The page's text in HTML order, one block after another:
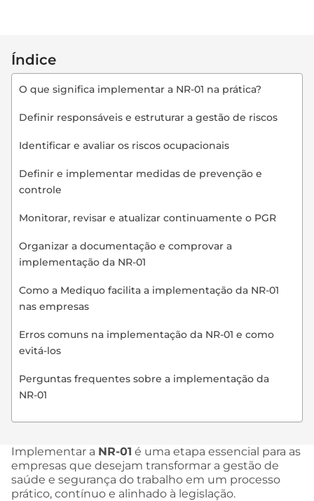
Índice
O que significa implementar a NR-01 na prática?
Definir responsáveis e estruturar a gestão de riscos
Identificar e avaliar os riscos ocupacionais
Definir e implementar medidas de prevenção e
controle
Monitorar, revisar e atualizar continuamente o PGR
Organizar a documentação e comprovar a
implementação da NR-01
Como a Mediquo facilita a implementação da NR-01
nas empresas
Erros comuns na implementação da NR-01 e como
evitá-los
Perguntas frequentes sobre a implementação da
NR-01
Implementar a NR-01 é uma etapa essencial para as
empresas que desejam transformar a gestão de
saúde e segurança do trabalho em um processo
prático, contínuo e alinhado à legislação.